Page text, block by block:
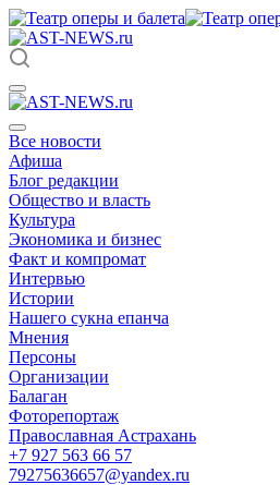
Все новости
Афиша
Блог редакции
Общество и власть
Культура
Экономика и бизнес
Факт и компромат
Интервью
Истории
Нашего сукна епанча
Мнения
Персоны
Организации
Балаган
Фоторепортаж
Православная Астрахань
+7 927 563 66 57
79275636657@yandex.ru